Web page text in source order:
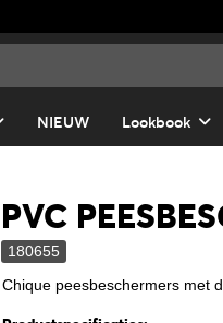
NIEUW Lookbook
PVC
180655
Chique peesbeschermers met